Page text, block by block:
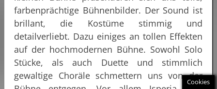
farbenprächtige Bühnenbilder. Der Sound ist
brillant, die Kostüme stimmig und
detailverliebt. Dazu einiges an tollen Effekten
auf der hochmodernen Bühne. Sowohl Solo
Stücke, als auch Duette und stimmlich
gewaltige Choräle schmettern uns von der
Cookies